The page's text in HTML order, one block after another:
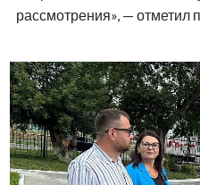
рассмотрения», — отметил